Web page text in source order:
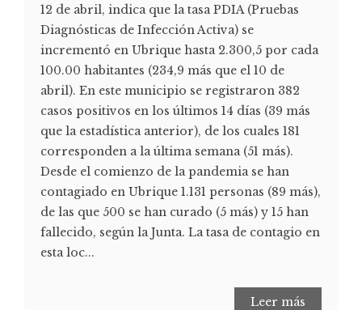
12 de abril, indica que la tasa PDIA (Pruebas
Diagnósticas de Infección Activa) se
incrementó en Ubrique hasta 2.300,5 por cada
100.00 habitantes (234,9 más que el 10 de
abril). En este municipio se registraron 382
casos positivos en los últimos 14 días (39 más
que la estadística anterior), de los cuales 181
corresponden a la última semana (51 más).
Desde el comienzo de la pandemia se han
contagiado en Ubrique 1.131 personas (89 más),
de las que 500 se han curado (5 más) y 15 han
fallecido, según la Junta. La tasa de contagio en
esta loc...
Leer más